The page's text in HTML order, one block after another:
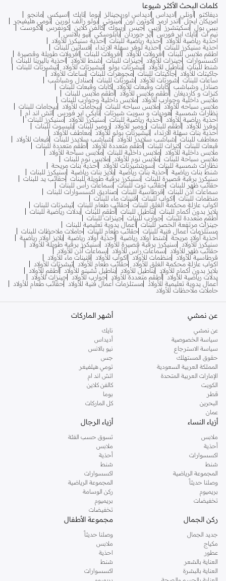
كلمات البحث الأكثر شيوعا
ديفاكتو أونلي اديداس اديداس اوريجينالز بوما نايك اسيكس مانجو
امريكان ايجل
اندر ارمر كوتون اون مينوتي بولو رالف لورين تومي هليفيجر
بيبي بول
سكيتشرز زيبي جيس ريبوك كالفن كلاين كونفرس لاكوست
نيم ات نايك اير فورس اير جوردان بابلوسكي نيو بالانس
احذية رياضية للأولاد
احذية رياضية للبنات
احذية سنيكرز للأولاد
احذية سنيكرز للبنات
احذية لوفر سهلة الارتداء
فساتين للبنات
اطقم ملابس للبنات
افرولات للأولاد افرولات للبنات
افرولات طويلة وقصيرة
اكسسوارات جينزات للأولاد جينزات للبنات شنط للأولاد
احذية باليرينا للبنات
شنط للبنات بناطيل للأولاد تيشرتات بولو تيشيرتات للأولاد
تيشيرتات للبنات
جاكيتات للأولاد
جاكيتات للبنات مجوهرات للبنات
ساعات للأولاد
ساعات للبنات
شورتات للأولاد شورتات للبنات صنادل وشباشب
صنادل وشباشب كابات وقبعات للأولاد
كابات وقبعات للبنات
كنزات و كارديغان أطقم ملابس للأولاد
أطقم ملابس للبنات
ملابس داخلية وجوارب للأولاد
ملابس داخلية وجوارب للبنات
ملابس سباحه للأولاد ملابس سباحه للبنات بيجامات للأولاد
بيجامات للبنات
نظارات شمسية هوديات و سويت شيرتات نايكي اير فورس
اتش اند ام
أحذية رياضية للأولاد أحذية رياضية للبنات سنيكرز للأولاد
سنيكرز للبنات
لوفرز للأولاد
أطقم للبنات رومبر للأولاد رومبر للبنات بليسوت للبنات
أحذية بنات سهلة الارتداء
تيشيرتات بولو للأولاد معاطف للأولاد
معاطف للبنات
شباشب سلايدز للأولاد شباشب سلايدز للبنات
قبعات للأولاد
قبعات للبنات كنزات للبنات أطقم متعددة للأولاد
أطقم متعددة للبنات
ملابس داخلية للأولاد
ملابس داخلية للبنات ملابس سباحة للأولاد
ملابس سباحة للبنات ملابس نوم للأولاد
ملابس نوم للبنات
نظارات شمسية للبنات
سويتشيرتات للأولاد
أحذية بنات مريحة
شنط بنات رياضية أحذية بنات رياضية بلايز بنات رياضية
سنيكرز للبنات
سنيكرز برقبة قصيرة للبنات
سنيكرز برقبة طويلة للبنات حقائب يد للبنات
حقائب ظهر للبنات حقائب توت للبنات
سماعات رأس للبنات
سماعات أذن للبنات
قرطاسية للبنات صناديق اكسسوارات للبنات
منظمات للبنات
اكواب للبنات
قنينات ماء للبنات
اكواب عازلة محكمة الغلق للبنات حقائب طعام للبنات تيشرتات للبنات
بلايز بدون أكمام للبنات بناطيل للبنات أطقم للبنات بدلات رياضية للبنات
أطقم متعددة للبنات جوارب للبنات جينزات للبنات
جينزات مرتفعة الخصر للبنات أعمال يدوية تعليمية للبنات
مستلزمات أعمال فنية للبنات حقائب طعام للبنات حاملات ملاحظات للبنات
أحذية أولاد مريحة
شنط أولاد رياضية أحذية أولاد رياضية بلايز أولاد رياضية
سنيكرز للأولاد
سنيكرز برقبة قصيرة للأولاد
سنيكرز برقبة طويلة للأولاد
حقائب ظهر للأولاد
سماعات رأس للأولاد
سماعات أذن للأولاد
قرطاسية للأولاد منظمات للأولاد اكواب للأولاد
قنينات ماء للأولاد
اكواب عازلة محكمة الغلق للأولاد
حقائب طعام للأولاد
تيشرتات للأولاد
بلايز بدون أكمام للأولاد
بناطيل للأولاد بناطيل تشينو للأولاد
أطقم للأولاد
بدلات رياضية للأولاد أطقم متعددة للأولاد جوارب للأولاد جينزات للأولاد
أعمال يدوية تعليمية للأولاد
مستلزمات أعمال فنية للأولاد
حقائب طعام للأولاد
حاملات ملاحظات للأولاد
عن نمشي
عن نمشي
سياسة الخصوصية
سياسة الاسترجاع
حقوق المستهلك
المملكة العربية السعودية
الإمارات العربية المتحدة
الكويت
قطر
البحرين
عمان
أشهر الماركات
نايك
أديداس
نيو بالانس
جس
تومي هيلفيغر
اتش اند ام
كالفن كلاين
بوما
كل الماركات
أزياء النساء
ملابس
أحذية
اكسسوارات
شنط
المجموعة الرياضية
وصلنا حديثاً
بريميوم
تخفيضات
أزياء الرجال
تسوق حسب الفئة
ملابس
أحذية
شنط
اكسسوارات
المجموعة الرياضية
ركن الوسامة
بريميوم
تخفيضات
ركن الجمال
جديد الجمال
مكياج
عطور
العناية بالشعر
العناية بالبشرة
مجموعة الأطفال
وصلنا حديثاً
ملابس
احذية
شنط
اكسسوارات